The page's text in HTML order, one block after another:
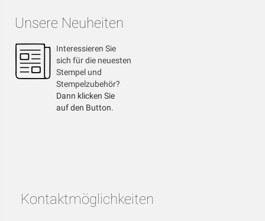
Unsere Neuheiten
Interessieren Sie
sich für die neuesten
Stempel und
Stempelzubehör?
Dann klicken Sie
auf den Button.
Kontaktmöglichkeiten